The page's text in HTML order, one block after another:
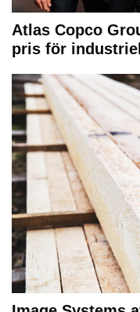
Atlas Copco
pris för